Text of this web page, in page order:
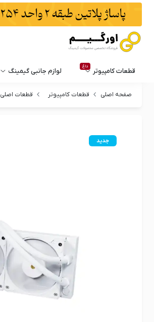
قطعات کامپیوتر
داغ
لوازم جانبی گیمینگ
صفحه اصلی قطعات کامپیوتر قطعات اصلی
جدید